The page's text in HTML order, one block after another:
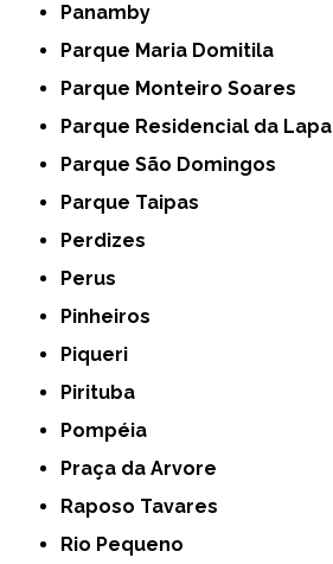
Panamby
Parque Maria Domitila
Parque Monteiro Soares
Parque Residencial da Lapa
Parque São Domingos
Parque Taipas
Perdizes
Perus
Pinheiros
Piqueri
Pirituba
Pompéia
Praça da Arvore
Raposo Tavares
Rio Pequeno